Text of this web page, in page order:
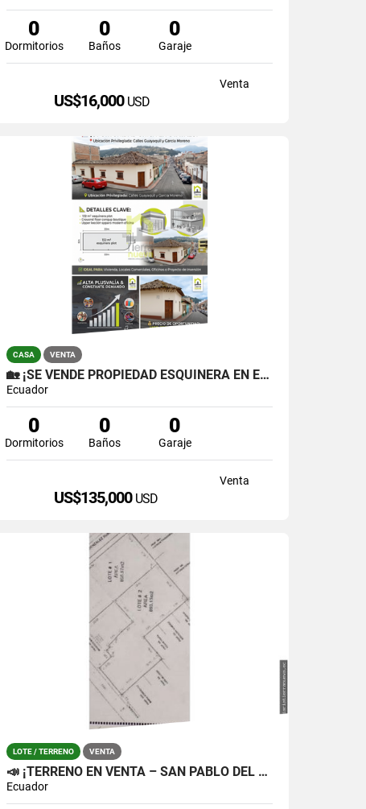
0
Dormitorios
0
Baños
0
Garaje
Venta
US$16,000 USD
CASA VENTA
🏡 ¡SE VENDE PROPIEDAD ESQUINERA EN EL CENTRO DE OTAVALO!
Ecuador
0
Dormitorios
0
Baños
0
Garaje
Venta
US$135,000 USD
LOTE / TERRENO VENTA
📣 ¡TERRENO EN VENTA – SAN PABLO DEL LAGO! 🏞️
Ecuador